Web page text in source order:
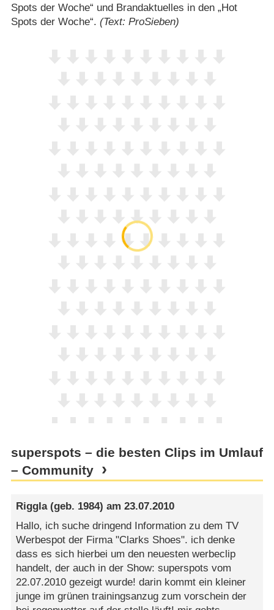
Spots der Woche“ und Brandaktuelles in den „Hot
Spots der Woche“. (Text: ProSieben)
superspots – die besten Clips im Umlauf
– Community
Riggla(geb. 1984) am23.07.2010
Hallo, ich suche dringend Information zu dem TV
Werbespot der Firma "Clarks Shoes". ich denke
dass es sich hierbei um den neuesten werbeclip
handelt, der auch in der Show: superspots vom
22.07.2010 gezeigt wurde! darin kommt ein kleiner
junge im grünen trainingsanzug zum vorschein der